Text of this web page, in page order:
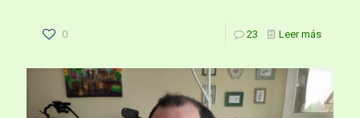
0 23 Leer más